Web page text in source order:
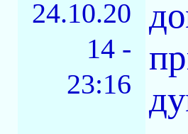
24.10.20
14 -
23:16